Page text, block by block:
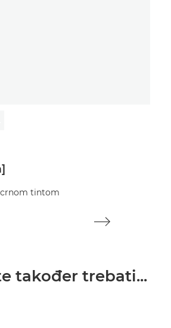
crnom tintom
također trebati...